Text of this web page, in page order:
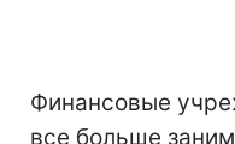
Финансовые
все больше